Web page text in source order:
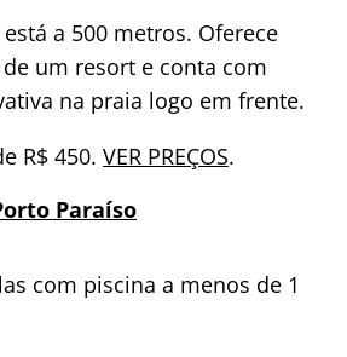
a 500 metros. Oferece
um resort e conta com
na praia logo em frente.
R$ 450. VER PREÇOS.
Paraíso
com piscina a menos de 1